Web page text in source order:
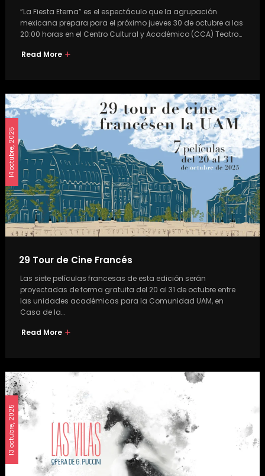
“La Fiesta Eterna” es el espectáculo que la agrupación
mexicana prepara para el próximo jueves 30 de octubre a las
20:00 horas en el Centro Cultural y Académico (CCA) Teatro…
Read More
14 octubre, 2025
29 Tour de Cine Francés
Las siete películas francesas de esta edición serán
proyectadas de forma gratuita del 20 al 31 de octubre entre
las unidades académicas para la Comunidad UAM, en
Casa de la…
Read More
13 octubre, 2025